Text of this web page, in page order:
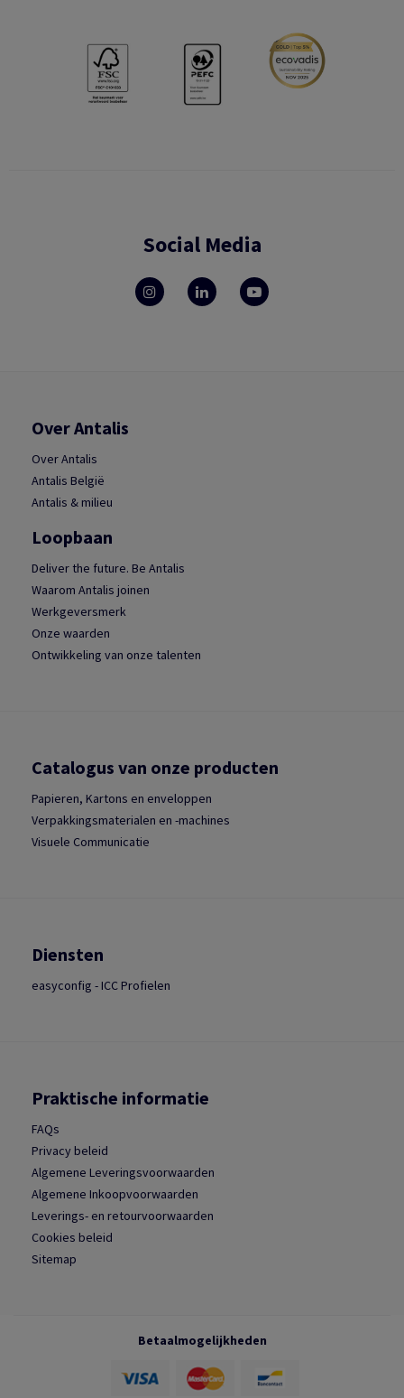
Social Media
Over Antalis
Over Antalis
Antalis België
Antalis & milieu
Loopbaan
Deliver the future. Be Antalis
Waarom Antalis joinen
Werkgeversmerk
Onze waarden
Ontwikkeling van onze talenten
Catalogus van onze producten
Papieren, Kartons en enveloppen
Verpakkingsmaterialen en -machines
Visuele Communicatie
Diensten
easyconfig - ICC Profielen
Praktische informatie
FAQs
Privacy beleid
Algemene Leveringsvoorwaarden
Algemene Inkoopvoorwaarden
Leverings- en retourvoorwaarden
Cookies beleid
Sitemap
Betaalmogelijkheden